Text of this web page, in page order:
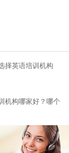
择英语培训机构
机构哪家好？哪个